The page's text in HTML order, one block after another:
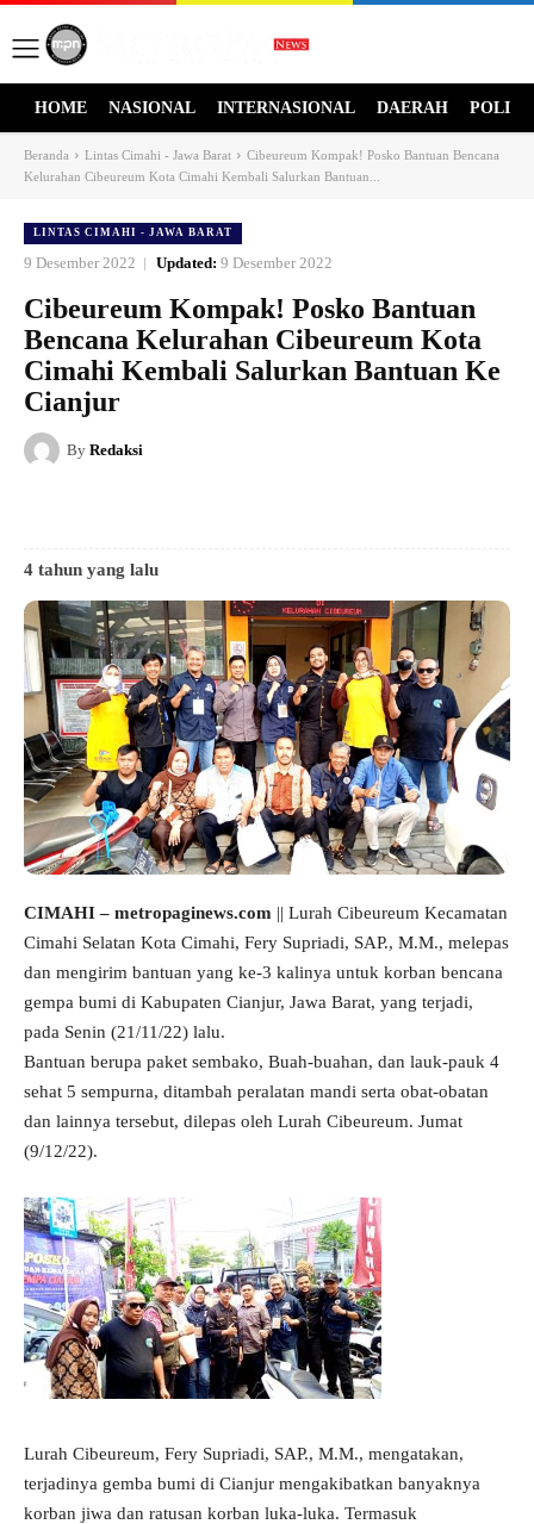
HOME NASIONAL INTERNASIONAL DAERAH
Beranda Lintas Cimahi - Jawa Barat
Cibeureum Kompak! Posko Bantuan Bencana
Kelurahan Cibeureum Kota Cimahi Kembali Salurkan Bantuan...
LINTAS CIMAHI - JAWA BARAT
9 Desember 2022 Updated: 9 Desember 2022
Cibeureum Kompak! Posko Bantuan
Bencana Kelurahan Cibeureum Kota
Cimahi Kembali Salurkan Bantuan Ke
Cianjur
By Redaksi
4 tahun yang lalu
CIMAHI – metropaginews.com || Lurah Cibeureum Kecamatan
Cimahi Selatan Kota Cimahi, Fery Supriadi, SAP., M.M., melepas
dan mengirim bantuan yang ke-3 kalinya untuk korban bencana
gempa bumi di Kabupaten Cianjur, Jawa Barat, yang terjadi,
pada Senin (21/11/22) lalu.
Bantuan berupa paket sembako, Buah-buahan, dan lauk-pauk 4
sehat 5 sempurna, ditambah peralatan mandi serta obat-obatan
dan lainnya tersebut, dilepas oleh Lurah Cibeureum. Jumat
(9/12/22).
Lurah Cibeureum, Fery Supriadi, SAP., M.M., mengatakan,
terjadinya gemba bumi di Cianjur mengakibatkan banyaknya
korban jiwa dan ratusan korban luka-luka. Termasuk